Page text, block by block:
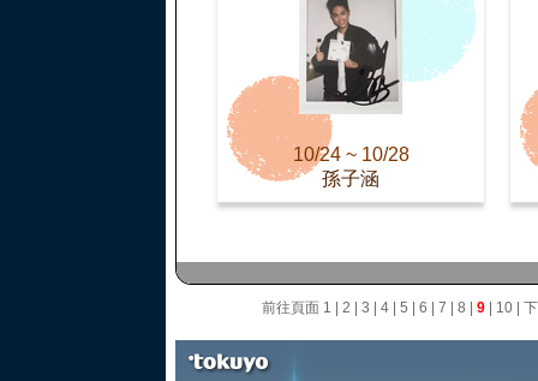
10/24 ~ 10/28
孫子涵
前往頁面 1 2 3 4| 5 6 7 8 9| 10|